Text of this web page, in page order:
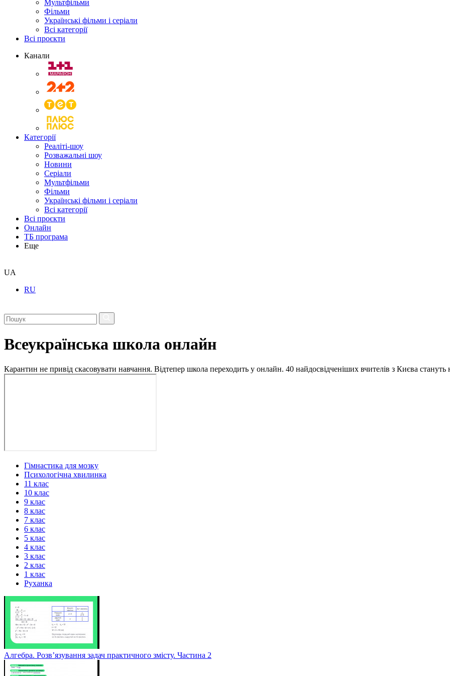
Мультфільми
Фільми
Українські фільми і серіали
Всі категорії
Всі проєкти
Канали
Категорії
Реаліті-шоу
Розважальні шоу
Новини
Серіали
Мультфільми
Фільми
Українські фільми і серіали
Всі категорії
Всі проєкти
Онлайн
ТБ програма
Еще
UA
RU
Всеукраїнська школа онлайн
Карантин не привід скасовувати навчання. Відтепер школа переходить у онлайн. 40 найдосвідченіших вчителів з Києва стануть
Гімнастика для мозку
Психологічна хвилинка
11 клас
10 клас
9 клас
8 клас
7 клас
6 клас
5 клас
4 клас
3 клас
2 клас
1 клас
Руханка
Алгебра. Розв’язування задач практичного змісту. Частина 2